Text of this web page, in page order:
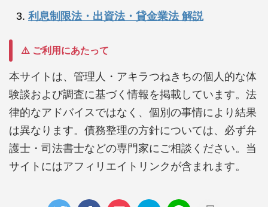
利息制限法・出資法・貸金業法 解説
⚠️ ご利用にあたって
本サイトは、管理人・アキラつねきちの個人的な体
験談および調査に基づく情報を掲載しています。法
律的なアドバイスではなく、個別の事情により結果
は異なります。債務整理の方針については、必ず弁
護士・司法書士などの専門家にご相談ください。当
サイトにはアフィリエイトリンクが含まれます。